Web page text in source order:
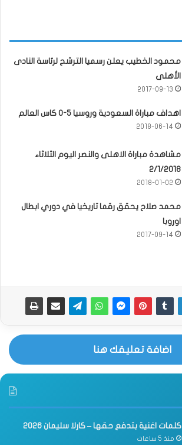
محمود الخطيب يعلن رسميا الترشح لرئاسة النادى
الأهلى
2017-09-13
اهداف مباراة السعودية وروسيا 5-0 كاس العالم
2018-06-14
مشاهدة مباراة الاهلى والنصر اليوم الثلاثاء
2/1/2018
2018-01-02
محمد صلاح يحقق رقما تاريخيا في دوري ابطال
اوروبا
2017-09-14
اضافة تعليقك هنا
كلمات اغنية بتدفع حقها – كارلا سليمان 2026
منذ 5 ساعات